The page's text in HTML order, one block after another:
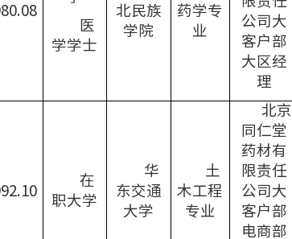
医
学学士
北民族
学院
药学专
业
公司大
客户部
大区经
理
在
职大学
华
东交通
大学
土
木工程
专业
北京
同仁堂
药材有
限责任
公司大
客户部
电商部